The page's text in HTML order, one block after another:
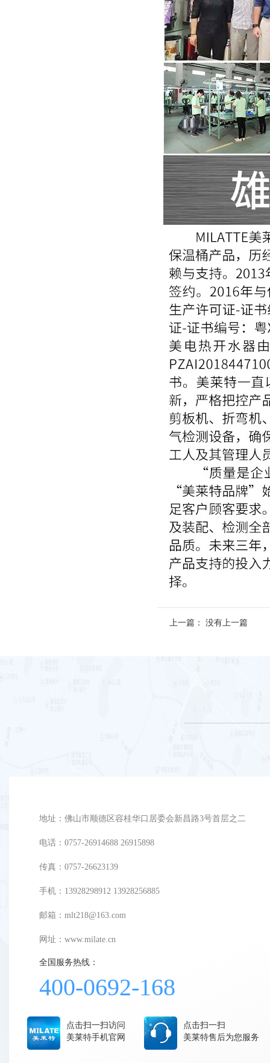
上一篇： 没有上一篇
地址：佛山市顺德区容桂华口居委会新昌路3号首层之二
电话：0757-26914688 26915898
传真：0757-26623139
手机：13928298912 13928256885
邮箱：mlt218@163.com
网址： www.milate.cn
全国服务热线：
400-0692-168
点击扫一扫访问
美莱特手机官网
点击扫一扫
美莱特售后为您服务